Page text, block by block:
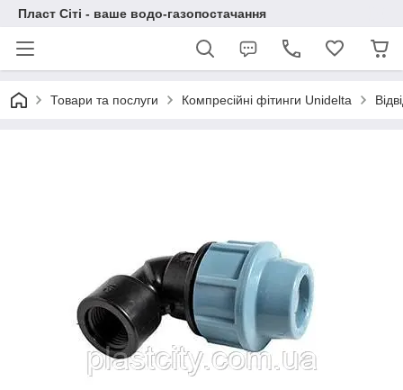
Пласт Сіті - ваше водо-газопостачання
Товари та послуги Компресійні фітинги Unidelta